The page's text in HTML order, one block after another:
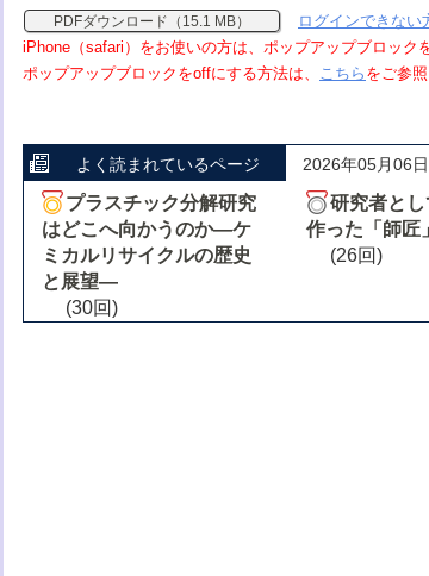
PDFダウンロード（15.1 MB）
ログインできない
iPhone（safari）をお使いの方は、ポップアップブロック
ポップアップブロックをoffにする方法は、 こちら をご参
よく読まれているページ 2026年05月06
プラスチック分解研究
はどこへ向かうのか―ケ
ミカルリサイクルの歴史
と展望―
(30回)
研究者と
作った「師匠
(26回)